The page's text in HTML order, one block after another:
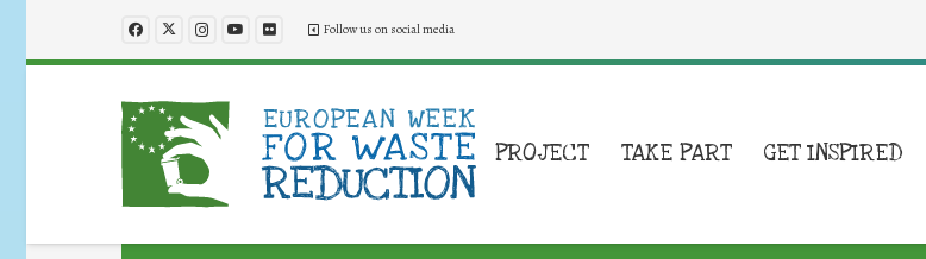
Follow us on social media
PROJECT TAKE PART GET INSPIRED